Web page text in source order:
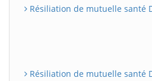
Résiliation de mutuelle santé
Résiliation de mutuelle santé